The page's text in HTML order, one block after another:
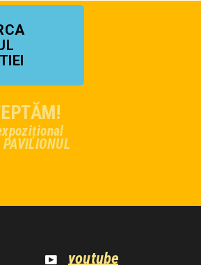
PAVILIONUL
youtube